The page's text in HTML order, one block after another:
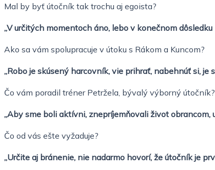
Mal by byť útočník tak trochu aj egoista?
„V určitých momentoch áno, lebo v konečnom
Ako sa vám spolupracuje v útoku s Rákom a Kuncom?
„Robo je skúsený harcovník, vie prihrať, nabehnúť si,
Čo vám poradil tréner Petržela, bývalý výborný útočník?
„Aby sme boli aktívni, znepríjemňovali život
Čo od vás ešte vyžaduje?
„Určite aj bránenie, nie nadarmo hovorí, že útočník je